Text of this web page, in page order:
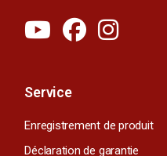
Service
Enregistrement de produit
Déclaration de garantie